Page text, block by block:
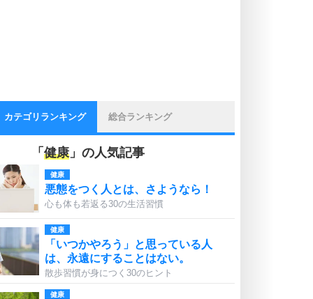
カテゴリランキング 総合ランキング
「 健康」の人気記事
健康
悪態をつく人とは、さようなら！
心も体も若返る30の生活習慣
健康
「いつかやろう」と思っている人
は、永遠にすることはない。
散歩習慣が身につく30のヒント
健康